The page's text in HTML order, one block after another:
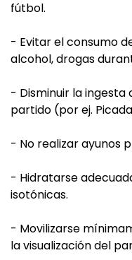
fútbol.
- Evitar el consumo
alcohol, drogas
- Disminuir la ingesta
partido (por ej.
- No realizar ayunos
- Hidratarse
isotónicas.
- Movilizarse
la visualización del